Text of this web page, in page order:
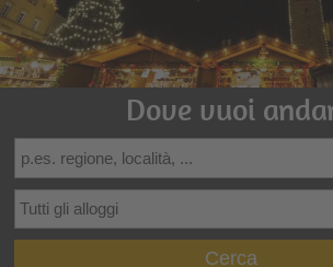
Dove vuoi
Cerca